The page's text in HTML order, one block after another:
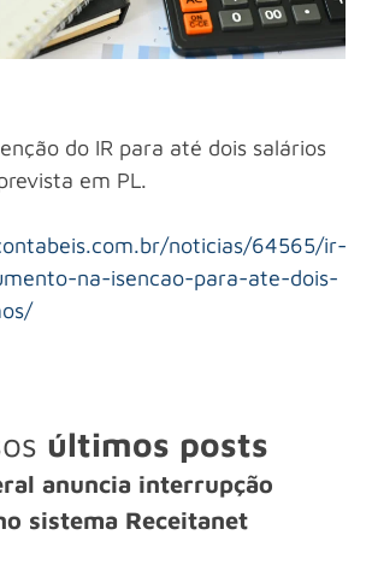
do IR para até dois salários
em PL.
noticias/64565/ir-
na-isencao-para-ate-dois-
últimos posts
anuncia interrupção
sistema Receitanet